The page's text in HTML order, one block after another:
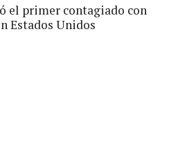
el primer contagiado con
Estados Unidos